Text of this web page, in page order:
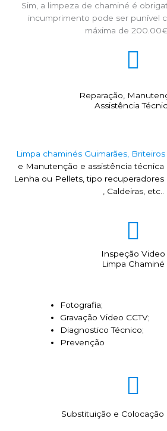
Sim, a limpeza de chaminé é
incumprimento pode ser punível
máxima de
Reparação,
Assistência
Limpa chaminés Guimarães, Briteiros
e Manutenção e assistência
Lenha ou Pellets, tipo recuperadores
, Caldeiras, etc..
Inspeção Video
Limpa Chaminé
Fotografia;
Gravação Video CCTV;
Diagnostico Técnico;
Prevenção
Substituição e Colocação